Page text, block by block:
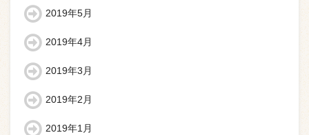
2019年5月
2019年4月
2019年3月
2019年2月
2019年1月